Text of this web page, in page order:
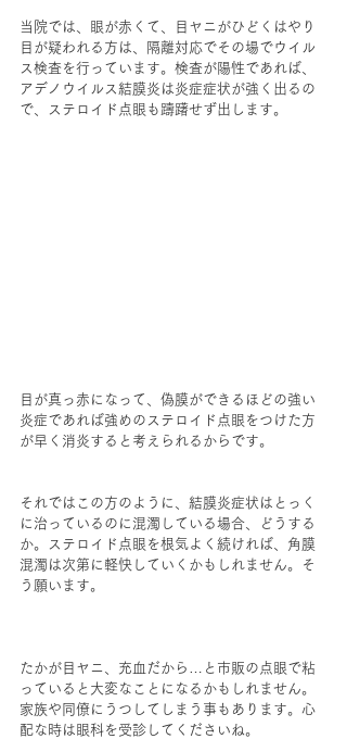
当院では、眼が赤くて、目ヤニがひどくはやり
目が疑われる方は、隔離対応でその場でウイル
ス検査を行っています。検査が陽性であれば、
アデノウイルス結膜炎は炎症症状が強く出るの
で、ステロイド点眼も躊躇せず出します。
目が真っ赤になって、偽膜ができるほどの強い
炎症であれば強めのステロイド点眼をつけた方
が早く消炎すると考えられるからです。
それではこの方のように、結膜炎症状はとっく
に治っているのに混濁している場合、どうする
か。ステロイド点眼を根気よく続ければ、角膜
混濁は次第に軽快していくかもしれません。そ
う願います。
たかが目ヤニ、充血だから…と市販の点眼で粘
っていると大変なことになるかもしれません。
家族や同僚にうつしてしまう事もあります。心
配な時は眼科を受診してくださいね。